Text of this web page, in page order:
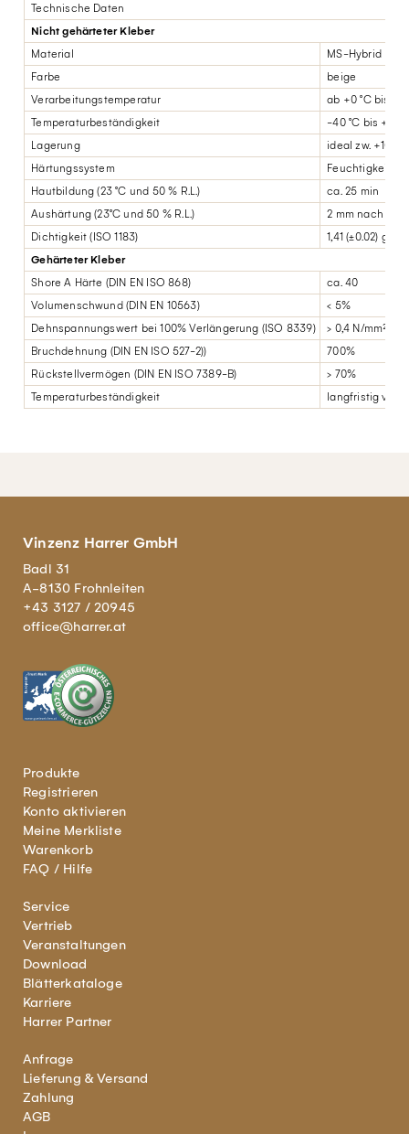
Technische Daten
Nicht gehärteter Kleber
Material
MS-Hybrid
Farbe
beige
Verarbeitungstemperatur
ab +0 °C bis
Temperaturbeständigkeit
-40 °C bis +90
Lagerung
ideal zw. +10°
Härtungssystem
Feuchtigkeit
Hautbildung (23 °C und 50 % R.L.)
ca. 25 min
Aushärtung (23°C und 50 % R.L.)
2 mm nach 24 h
Dichtigkeit (ISO 1183)
1,41 (±0.02) g/
Gehärteter Kleber
Shore A Härte (DIN EN ISO 868)
ca. 40
Volumenschwund (DIN EN 10563)
< 5%
Dehnspannungswert bei 100% Verlängerung (ISO 8339)
> 0,4 N/mm²
Bruchdehnung (DIN EN ISO 527-2))
700%
Rückstellvermögen (DIN EN ISO 7389-B)
> 70%
Temperaturbeständigkeit
langfristig von -
Vinzenz Harrer GmbH
Badl 31
A-8130 Frohnleiten
+43 3127 / 20945
office@harrer.at
Produkte
Registrieren
Konto aktivieren
Meine Merkliste
Warenkorb
FAQ / Hilfe
Service
Vertrieb
Veranstaltungen
Download
Blätterkataloge
Karriere
Harrer Partner
Anfrage
Lieferung & Versand
Zahlung
AGB